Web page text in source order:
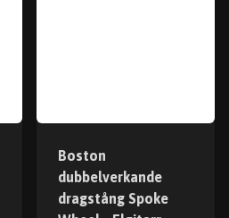
Boston
dubbelverkande
dragstång Spoke